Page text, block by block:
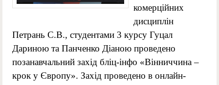
комерційних
дисциплін
Петрань С.В., студентами 3 курсу Гуцал
Дариною та Панченко Діаною проведено
позанавчальний захід бліц-інфо «Вінниччина –
крок у Європу». Захід проведено в онлайн-